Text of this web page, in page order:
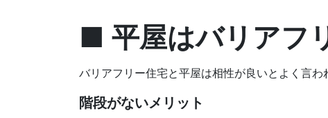
■ 平屋はバリアフ
バリアフリー住宅と平屋は相性が良いとよく言わ
階段がないメリット